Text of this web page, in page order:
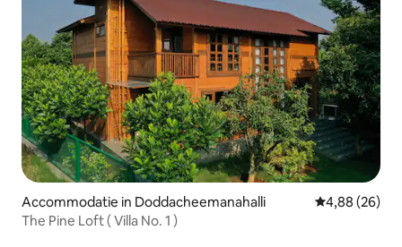
Accommodatie in Doddacheemanahalli Gemiddelde
4,88 (26)
The Pine Loft ( Villa No. 1 )